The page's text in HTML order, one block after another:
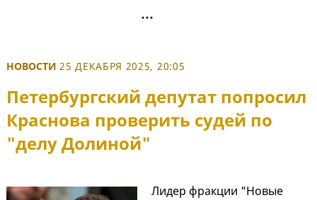
НОВОСТИ 25 ДЕКАБРЯ 2025, 20:05
Петербургский депутат попросил
Краснова проверить судей по
"делу Долиной"
Лидер фракции "Новые